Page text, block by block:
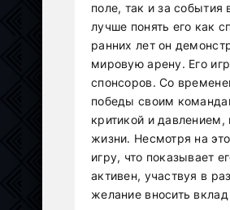
поле, так и за
лучше понять его как
ранних лет он
мировую арену. Его
спонсоров. Со
победы своим
критикой и
жизни. Несмотря на
игру, что показывает
активен, участвуя в
желание вносить